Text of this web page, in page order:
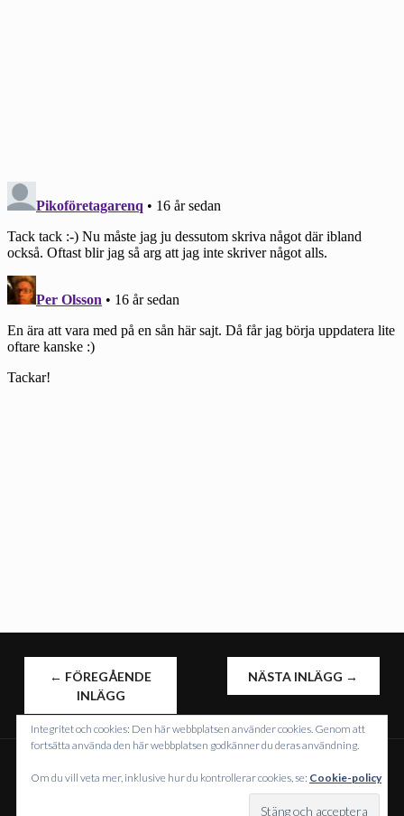
INLÄGGSNAVIGERING
← FÖREGÅENDE
INLÄGG
NÄSTA INLÄGG →
DRIVS MED WORDPRESS
WORDPRESS.COM
Integritet och cookies: Den här webbplatsen använder cookies. Genom att
fortsätta använda den här webbplatsen godkänner du deras användning.
Om du vill veta mer, inklusive hur du kontrollerar cookies, se: Cookie-policy